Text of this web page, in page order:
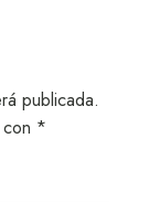
publicada.
*